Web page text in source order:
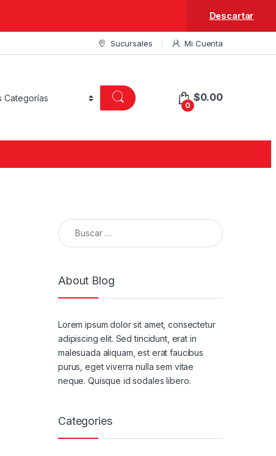
Descartar
Sucursales Mi Cuenta
0
$0.00
Buscar:
About Blog
Lorem ipsum dolor sit amet, consectetur
adipiscing elit. Sed tincidunt, erat in
malesuada aliquam, est erat faucibus
purus, eget viverra nulla sem vitae
neque. Quisque id sodales libero.
Categories